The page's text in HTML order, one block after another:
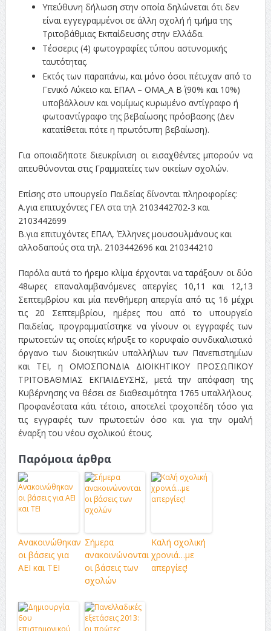
Υπεύθυνη δήλωση στην οποία δηλώνεται ότι δεν
είναι εγγεγραμμένοι σε άλλη σχολή ή τμήμα της
Τριτοβάθμιας Εκπαίδευσης στην Ελλάδα.
Τέσσερις (4) φωτογραφίες τύπου αστυνομικής
ταυτότητας.
Εκτός των παραπάνω, και μόνο όσοι πέτυχαν από το
Γενικό Λύκειο και ΕΠΑΛ – ΟΜΑ_Α Β΄ (90% και 10%)
υποβάλλουν και νομίμως κυρωμένο αντίγραφο ή
φωτοαντίγραφο της βεβαίωσης πρόσβασης (Δεν
κατατίθεται πότε η πρωτότυπη βεβαίωση).
Για οποιαδήποτε διευκρίνιση οι εισαχθέντες μπορούν να
απευθύνονται στις Γραμματείες των οικείων σχολών.
Επίσης στο υπουργείο Παιδείας δίνονται πληροφορίες:
Α.για επιτυχόντες ΓΕΛ στα τηλ 2103442702-3 και
2103442699
Β.για επιτυχόντες ΕΠΑΛ, Έλληνες μουσουλμάνους και
αλλοδαπούς στα τηλ. 2103442696 και 210344210
Παρόλα αυτά το ήρεμο κλίμα έρχονται να ταράξουν οι δύο
48ωρες επαναλαμβανόμενες απεργίες 10,11 και 12,13
Σεπτεμβρίου και μία πενθήμερη απεργία από τις 16 μέχρι
τις 20 Σεπτεμβρίου, ημέρες που από το υπουργείο
Παιδείας, προγραμματίστηκε να γίνουν οι εγγραφές των
πρωτοετών τις οποίες κήρυξε το κορυφαίο συνδικαλιστικό
όργανο των διοικητικών υπαλλήλων των Πανεπιστημίων
και ΤΕΙ, η ΟΜΟΣΠΟΝΔΙΑ ΔΙΟΙΚΗΤΙΚΟΥ ΠΡΟΣΩΠΙΚΟΥ
ΤΡΙΤΟΒΑΘΜΙΑΣ ΕΚΠΑΙΔΕΥΣΗΣ, μετά την απόφαση της
Κυβέρνησης να θέσει σε διαθεσιμότητα 1765 υπαλλήλους.
Προφανέστατα κάτι τέτοιο, αποτελεί τροχοπέδη τόσο για
τις εγγραφές των πρωτοετών όσο και για την ομαλή
έναρξη του νέου σχολικού έτους.
Παρόμοια άρθρα
Ανακοινώθηκαν
οι βάσεις για
ΑΕΙ και ΤΕΙ
Σήμερα
ανακοινώνονται
οι βάσεις των
σχολών
Καλή σχολική
χρονιά…με
απεργίες!